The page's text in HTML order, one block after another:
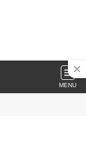
MENU